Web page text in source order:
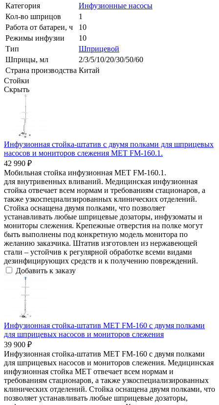
Категория
Инфузионные насосы
Кол-во шприцов
1
Работа от батареи, ч
10
Режимы инфузии
10
Тип
Шприцевой
Шприцы, мл
2/3/5/10/20/30/50/60
Страна производства Китай
Стойки
Скрыть
Инфузионная стойка-штатив с двумя полками для шприцевых
насосов и мониторов слежения МЕТ FM-160.1.
42 990 ₽
Мобильная cтойка инфузионная МЕТ FM-160.1.
для внутривенных вливаний. Медицинская инфузионная
стойка отвечает всем нормам и требованиям стационаров, а
также узкоспециализированных клинических отделений.
Стойка оснащена двумя полками, что позволяет
устанавливать любые шприцевые дозаторы, инфузоматы и
мониторы слежения. Крепежные отверстия на полке могут
быть выполнены под конкретную модель монитора по
желанию заказчика. Штатив изготовлен из нержавеющей
стали – устойчив к регулярной обработке всеми видами
дезинфицирующих средств и к получению повреждений.
Добавить к заказу
Инфузионная стойка-штатив МЕТ FM-160 с двумя полками
для шприцевых насосов и мониторов слежения
39 900 ₽
Инфузионная стойка-штатив МЕТ FM-160 с двумя полками
для шприцевых насосов и мониторов слежения. Медицинская
инфузионная стойка МЕТ отвечает всем нормам и
требованиям стационаров, а также узкоспециализированных
клинических отделений. Стойка оснащена двумя полками, что
позволяет устанавливать любые шприцевые дозаторы,